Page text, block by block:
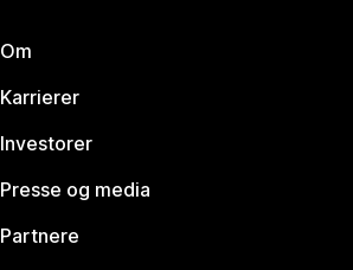
Om
Karrierer
Investorer
Presse og media
Partnere